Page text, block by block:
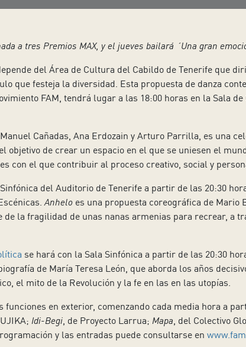
a tres Premios MAX, y el jueves bailará ´Una gran
del Área de Cultura del Cabildo de Tenerife que
que festeja la diversidad. Esta propuesta de danza
FAM, tendrá lugar a las 18:00 horas en la Sala
Cañadas, Ana Erdozain y Arturo Parrilla, es una
objetivo de crear un espacio en el que se uniesen el
con el que contribuir al proceso creativo, social y
del Auditorio de Tenerife a partir de las 20:30
Anheloes una propuesta coreográfica de Mario
de la fragilidad de unas nanas armenias para recrear, a
se hará con la Sala Sinfónica a partir de las 20:30
de María Teresa León, que aborda los años
el mito de la Revolución y la fe en las en las utopías.
en exterior, comenzando cada media hora a
Idi-Begi, de Proyecto Larrua; Mapa, del Colectivo
y las entradas puede consultarse en